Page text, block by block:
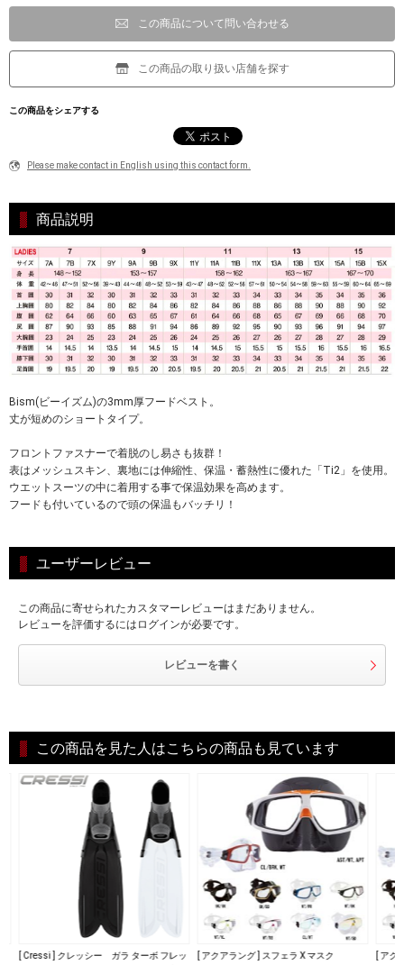
この商品について問い合わせる
この商品の取り扱い店舗を探す
この商品をシェアする
Please make contact in English using this contact form.
商品説明
Bism(ビーイズム)の3mm厚フードベスト。
丈が短めのショートタイプ。
フロントファスナーで着脱のし易さも抜群！
表はメッシュスキン、裏地には伸縮性、保温・蓄熱性に優れた「Ti2」を使用。
ウエットスーツの中に着用する事で保温効果を高めます。
フードも付いているので頭の保温もバッチリ！
ユーザーレビュー
この商品に寄せられたカスタマーレビューはまだありません。
レビューを評価するにはログインが必要です。
レビューを書く
この商品を見た人はこちらの商品も見ています
[ Cressi ] クレッシー ガラ ターボ フレッ
[ アクアラング ] スフェラ X マスク
[ アク